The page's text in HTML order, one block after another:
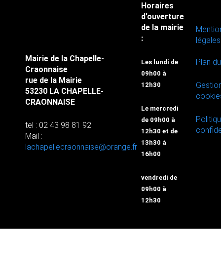
Mairie de la Chapelle-
Craonnaise
rue de la Mairie
53230 LA CHAPELLE-
CRAONNAISE
tel : 02 43 98 81 92
Mail :
lachapellecraonnaise@orange.fr
Horaires
d'ouverture
de la mairie
:
Les lundi de
09h00 à
12h30
Le mercredi
de 09h00 à
12h30 et de
13h30 à
16h00
vendredi de
09h00 à
12h30
légales
Plan